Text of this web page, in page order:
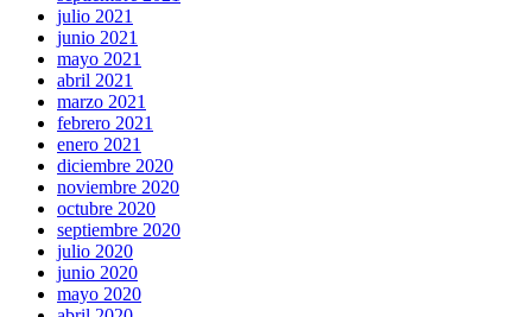
julio 2021
junio 2021
mayo 2021
abril 2021
marzo 2021
febrero 2021
enero 2021
diciembre 2020
noviembre 2020
octubre 2020
septiembre 2020
julio 2020
junio 2020
mayo 2020